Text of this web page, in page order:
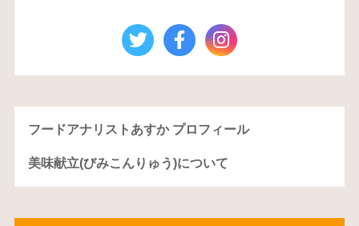
フードアナリストあすか プロフィール
美味献立(びみこんりゅう)について